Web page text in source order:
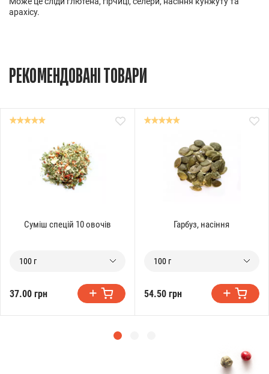
арахісу.
РЕКОМЕНДОВАНІ ТОВАРИ
Суміш спецій 10 овочів
100 г
37.00 грн
Гарбуз, насіння
100 г
54.50 грн